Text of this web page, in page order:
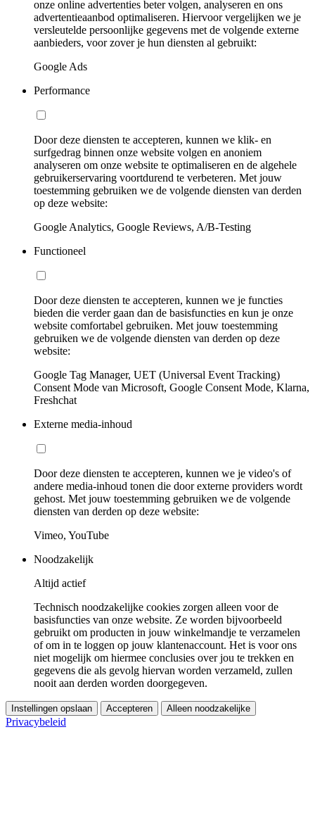
onze online advertenties beter volgen, analyseren en ons
advertentieaanbod optimaliseren. Hiervoor vergelijken we je
versleutelde persoonlijke gegevens met de volgende externe
aanbieders, voor zover je hun diensten al gebruikt:
Google Ads
Performance
Door deze diensten te accepteren, kunnen we klik- en
surfgedrag binnen onze website volgen en anoniem
analyseren om onze website te optimaliseren en de algehele
gebruikerservaring voortdurend te verbeteren. Met jouw
toestemming gebruiken we de volgende diensten van derden
op deze website:
Google Analytics, Google Reviews, A/B-Testing
Functioneel
Door deze diensten te accepteren, kunnen we je functies
bieden die verder gaan dan de basisfuncties en kun je onze
website comfortabel gebruiken. Met jouw toestemming
gebruiken we de volgende diensten van derden op deze
website:
Google Tag Manager, UET (Universal Event Tracking)
Consent Mode van Microsoft, Google Consent Mode, Klarna,
Freshchat
Externe media-inhoud
Door deze diensten te accepteren, kunnen we je video's of
andere media-inhoud tonen die door externe providers wordt
gehost. Met jouw toestemming gebruiken we de volgende
diensten van derden op deze website:
Vimeo, YouTube
Noodzakelijk
Altijd actief
Technisch noodzakelijke cookies zorgen alleen voor de
basisfuncties van onze website. Ze worden bijvoorbeeld
gebruikt om producten in jouw winkelmandje te verzamelen
of om in te loggen op jouw klantenaccount. Het is voor ons
niet mogelijk om hiermee conclusies over jou te trekken en
gegevens die als gevolg hiervan worden verzameld, zullen
nooit aan derden worden doorgegeven.
Instellingen opslaan Accepteren Alleen noodzakelijke
Privacybeleid